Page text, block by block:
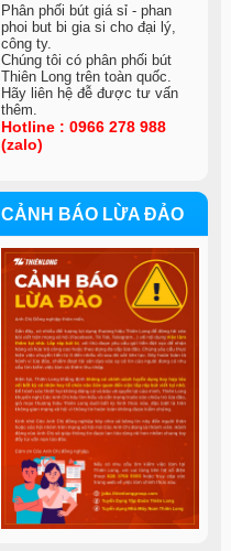
Phân phối bút giá sỉ - phan
phoi but bi gia si cho đại lý,
công ty.
Chúng tôi có phân phối bút
Thiên Long trên toàn quốc.
Hãy liên hệ đễ được tư vấn
thêm.
Hotline : 0966 278 988
(zalo)
CẢNH BÁO LỪA ĐẢO
VIỆC LÀM